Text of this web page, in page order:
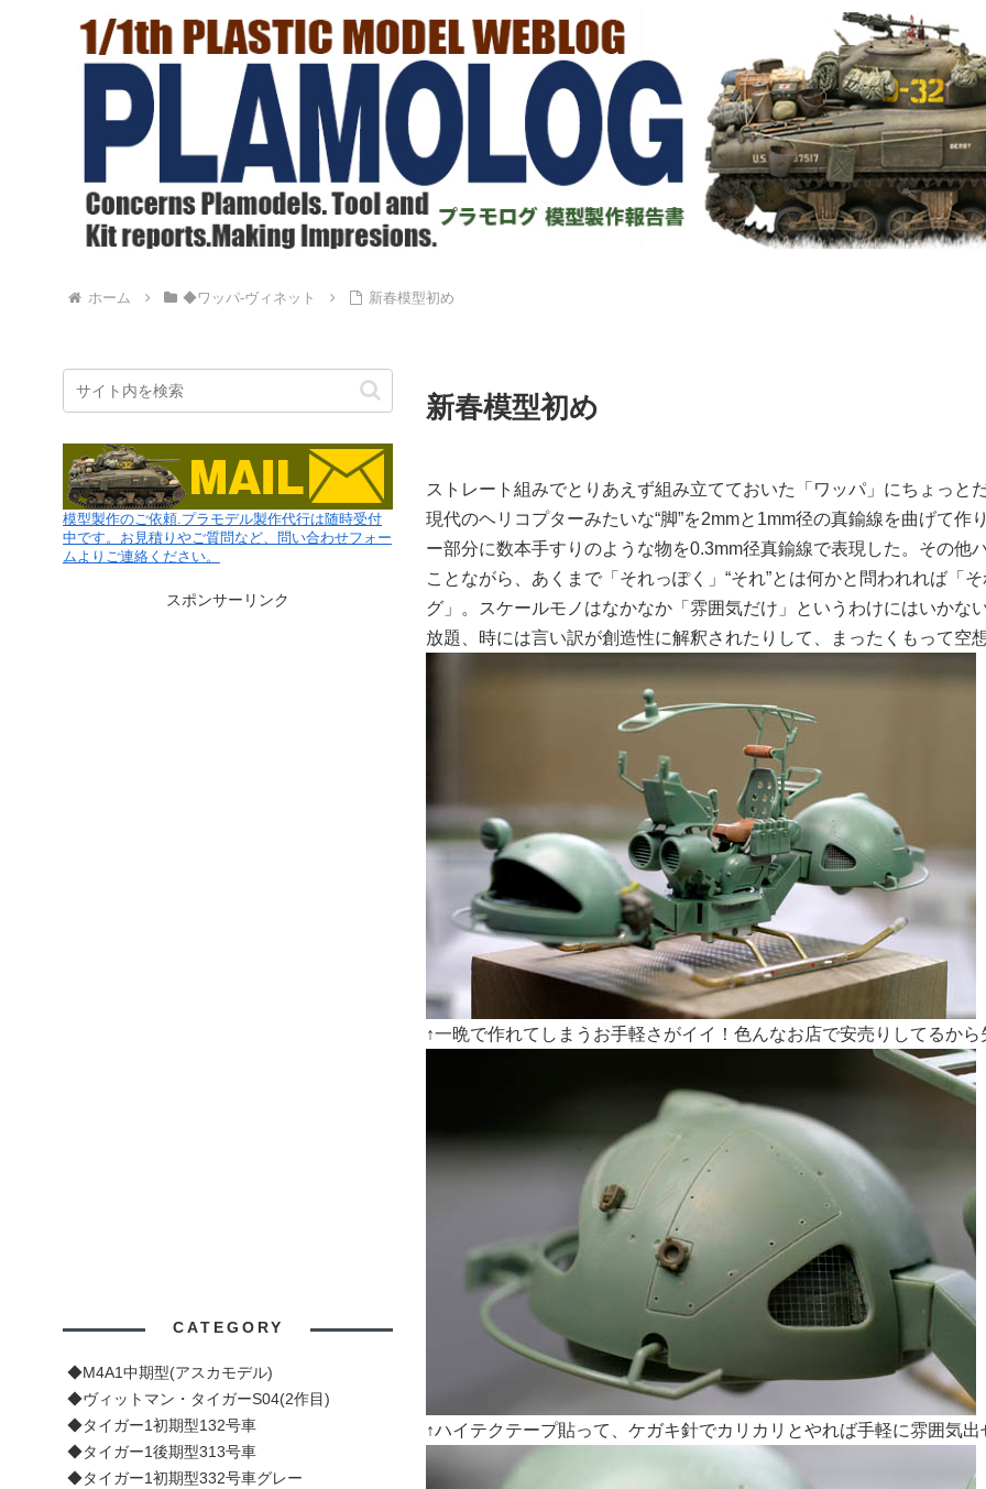
ホーム ◆ワッパ-ヴィネット 新春模型初め
新春模型初め
ストレート組みでとりあえず組み立てておいた「ワッパ」にちょっと
現代のヘリコプターみたいな“脚”を2mmと1mm径の真鍮線を曲げて
ー部分に数本手すりのような物を0.3mm径真鍮線で表現した。その
ことながら、あくまで「それっぽく」“それ”とは何かと問われれば「
グ」。スケールモノはなかなか「雰囲気だけ」というわけにはいかな
放題、時には言い訳が創造性に解釈されたりして、まったくもって空
↑一晩で作れてしまうお手軽さがイイ！色んなお店で安売りしてるから
↑ハイテクテープ貼って、ケガキ針でカリカリとやれば手軽に雰囲気
模型製作のご依頼.プラモデル製作代行は随時受付
中です。お見積りやご質問など、問い合わせフォー
ムよりご連絡ください。
スポンサーリンク
CATEGORY
◆M4A1中期型(アスカモデル)
◆ヴィットマン・タイガーS04(2作目)
◆タイガー1初期型132号車
◆タイガー1後期型313号車
◆タイガー1初期型332号車グレー